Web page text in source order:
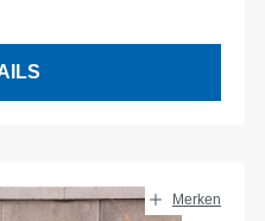
Merken